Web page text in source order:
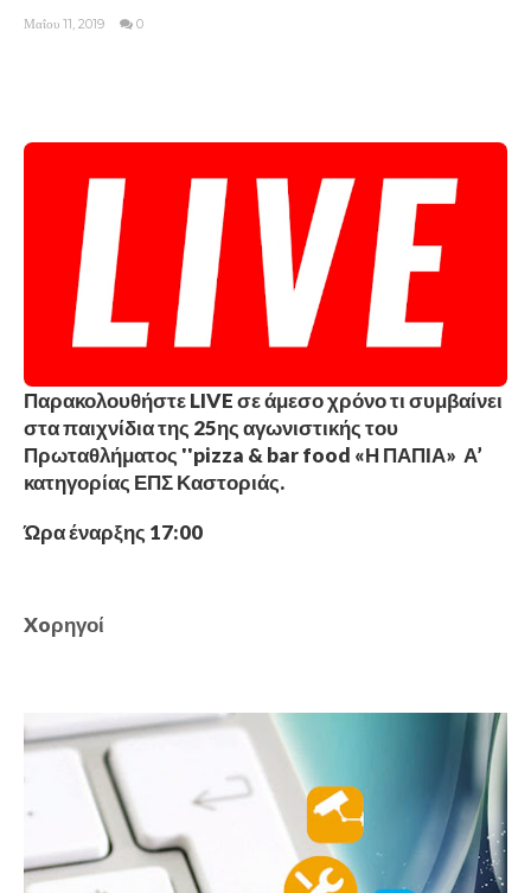
Μαΐου 11, 2019 0
Παρακολουθήστε LIVE σε άμεσο χρόνο τι συμβαίνει
στα παιχνίδια της 25ης αγωνιστικής του
Πρωταθλήματος ''pizza & bar food «Η ΠΑΠΙΑ» Α’
κατηγορίας ΕΠΣ Καστοριάς.
Ώρα έναρξης 17:00
Xoρηγοί